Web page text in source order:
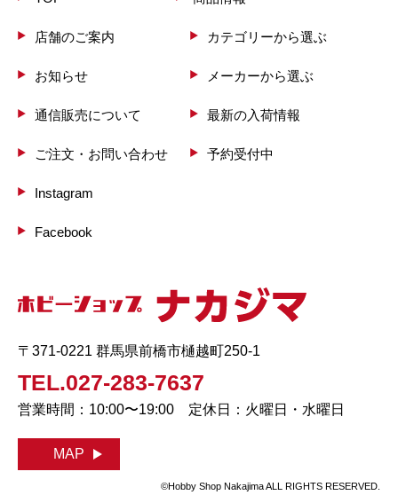
店舗のご案内
お知らせ
通信販売について
ご注文・お問い合わせ
Instagram
Facebook
カテゴリーから選ぶ
メーカーから選ぶ
最新の入荷情報
予約受付中
〒371-0221 群馬県前橋市樋越町250-1
TEL.027-283-7637
営業時間：10:00〜19:00 定休日：火曜日・水曜日
MAP
©Hobby Shop Nakajima ALL RIGHTS RESERVED.